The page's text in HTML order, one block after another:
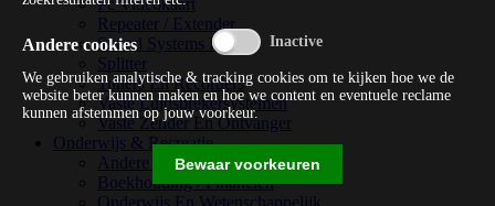
Pc Videokaart
Repeater / Extender
Sound Systems Hi-fi
Splitter
Tuners En Recorders
Vaste Luidsprekersystemen
Vaste Zender En Ontvanger
Onderwijs & Recreatie
Andere Beveiligingssoftware
Boekhouding / Financiën
Andere cookies
We gebruiken analytische & tracking cookies om te kijken hoe we de
website beter kunnen maken en hoe we content en eventuele reclame
kunnen afstemmen op jouw voorkeur.
Bewaar voorkeuren